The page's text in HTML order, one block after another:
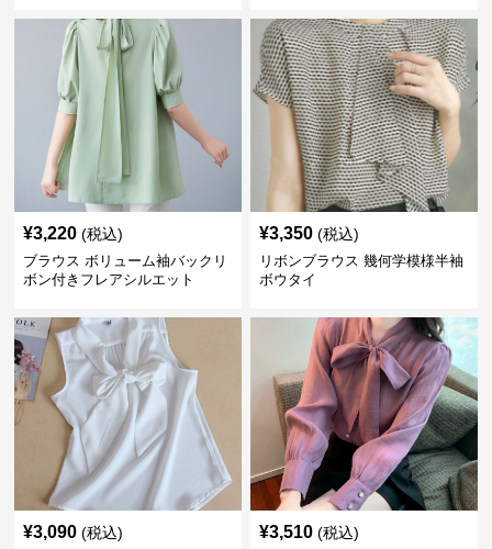
¥3,220 (税込)
ブラウス ボリューム袖バックリ
ボン付きフレアシルエット
¥3,350 (税込)
リボンブラウス 幾何学模様半袖
ボウタイ
¥3,090 (税込) ¥3,510 (税込)